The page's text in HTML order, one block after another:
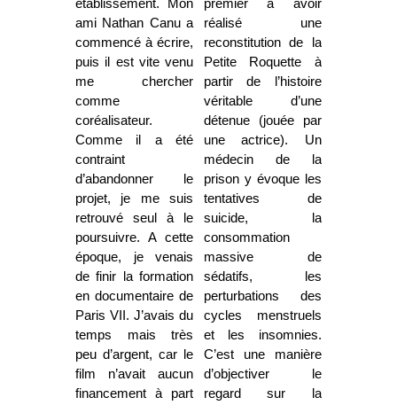
établissement. Mon
ami Nathan Canu a
commencé à écrire,
puis il est vite venu
me chercher
comme
coréalisateur.
Comme il a été
contraint
d’abandonner le
projet, je me suis
retrouvé seul à le
poursuivre. A cette
époque, je venais
de finir la formation
en documentaire de
Paris VII. J’avais du
temps mais très
peu d’argent, car le
film n’avait aucun
financement à part
premier à avoir
réalisé une
reconstitution de la
Petite Roquette à
partir de l’histoire
véritable d’une
détenue (jouée par
une actrice). Un
médecin de la
prison y évoque les
tentatives de
suicide, la
consommation
massive de
sédatifs, les
perturbations des
cycles menstruels
et les insomnies.
C’est une manière
d’objectiver le
regard sur la